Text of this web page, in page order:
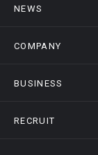
NEWS
ニュース
COMPANY
会社概要
BUSINESS
事業情報トップ
RECRUIT